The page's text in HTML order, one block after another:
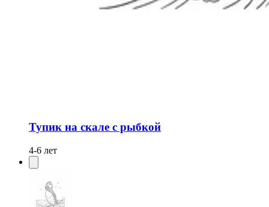
Тупик на скале с рыбкой
4-6 лет